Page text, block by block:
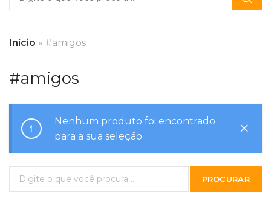
Início » #amigos
#amigos
Nenhum produto foi encontrado
para a sua seleção.
PROCURAR